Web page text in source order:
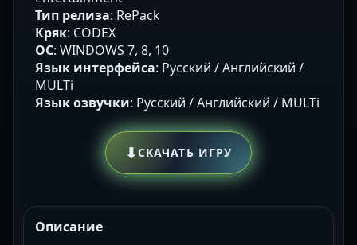
Тип релиза: RePack
Кряк: CODEX
ОС: WINDOWS 7, 8, 10
Язык интерфейса: Русский / Английский /
MULTi
Язык озвучки: Русский / Английский / MULTi
⬇СКАЧАТЬ ИГРУ
Описание